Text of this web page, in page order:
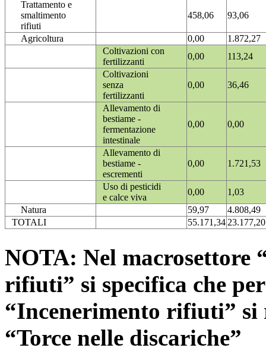
Trattamento e
smaltimento
rifiuti
458,06 93,06
Agricoltura 0,00
1.872,27
Coltivazioni con
fertilizzanti
0,00
113,24
Coltivazioni
senza
fertilizzanti
0,00 36,46
Allevamento di
bestiame -
fermentazione
intestinale
0,00 0,00
Allevamento di
bestiame -
escrementi
0,00 1.721,53
Uso di pesticidi
e calce viva
0,00
1,03
Natura
59,97
4.808,49
TOTALI
55.171,3423.177,20
NOTA: Nel macrosettore
rifiuti” si specifica che
“Incenerimento rifiuti”
“Torce nelle discariche”